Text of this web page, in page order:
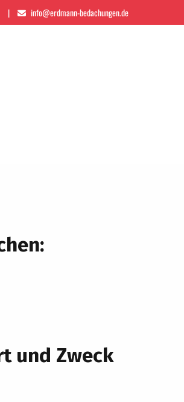
| info@erdmann-bedachungen.de
und Zweck